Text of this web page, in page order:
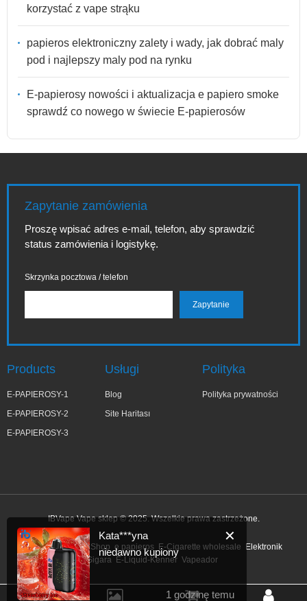
korzystać z vape strąku
papieros elektroniczny zalety i wady, jak dobrać maly
pod i najlepszy maly pod na rynku
E-papierosy nowości i aktualizacja e papiero smoke
sprawdź co nowego w świecie E-papierosów
Zapytanie zamówienia
Proszę wpisać adres e-mail, telefon, aby sprawdzić
status zamówienia i logistykę.
Skrzynka pocztowa / telefon
Products
E-PAPIEROSY-1
E-PAPIEROSY-2
E-PAPIEROSY-3
Usługi
Blog
Site Haritası
Polityka
Polityka prywatności
IBVape Vape sklep © 2025. Wszelkie prawa zastrzeżone.
Link: Blonde Wig Shop e papieros E-Cigarette wholesale
Elektronik
Sigara E-Liquid-Kenner Vapeador
✕
Kata***yna
niedawno kupiony
1 godzinę temu